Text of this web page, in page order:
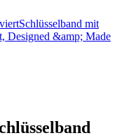
mit
Designed &amp; Made